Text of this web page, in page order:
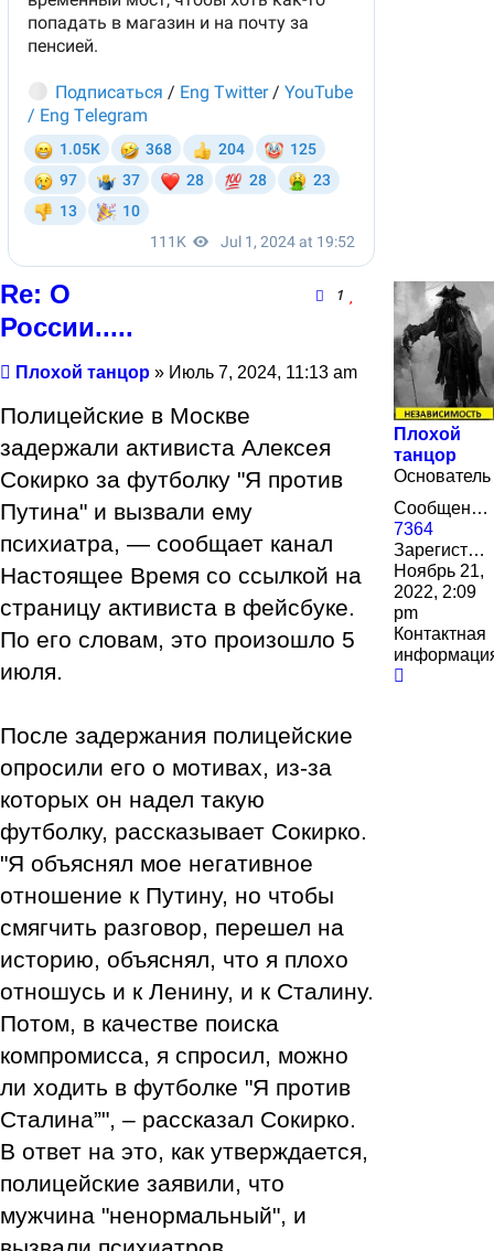
Плохой
танцор
Основатель
Сообщения:
7364
Зарегистрирован:
Ноябрь 21,
2022, 2:09
pm
Контактная
Re: О
России.....
1
Сообщение
Плохой танцор » Июль 7, 2024, 11:13 am
Полицейские в Москве
задержали активиста Алексея
Сокирко за футболку "Я против
Путина" и вызвали ему
психиатра, — сообщает канал
Настоящее Время со ссылкой на
страницу активиста в фейсбуке.
По его словам, это произошло 5
июля.
После задержания полицейские
опросили его о мотивах, из-за
которых он надел такую
футболку, рассказывает Сокирко.
"Я объяснял мое негативное
отношение к Путину, но чтобы
смягчить разговор, перешел на
историю, объяснял, что я плохо
отношусь и к Ленину, и к Сталину.
Потом, в качестве поиска
компромисса, я спросил, можно
ли ходить в футболке "Я против
Сталина”", – рассказал Сокирко.
В ответ на это, как утверждается,
полицейские заявили, что
мужчина "ненормальный", и